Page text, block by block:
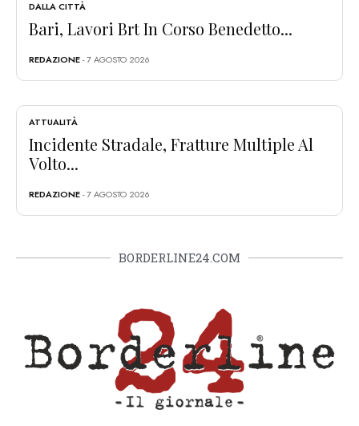
DALLA CITTÀ
Bari, Lavori Brt In Corso Benedetto...
REDAZIONE- 7 AGOSTO 2026
ATTUALITÀ
Incidente Stradale, Fratture Multiple Al
Volto...
REDAZIONE- 7 AGOSTO 2026
BORDERLINE24.COM